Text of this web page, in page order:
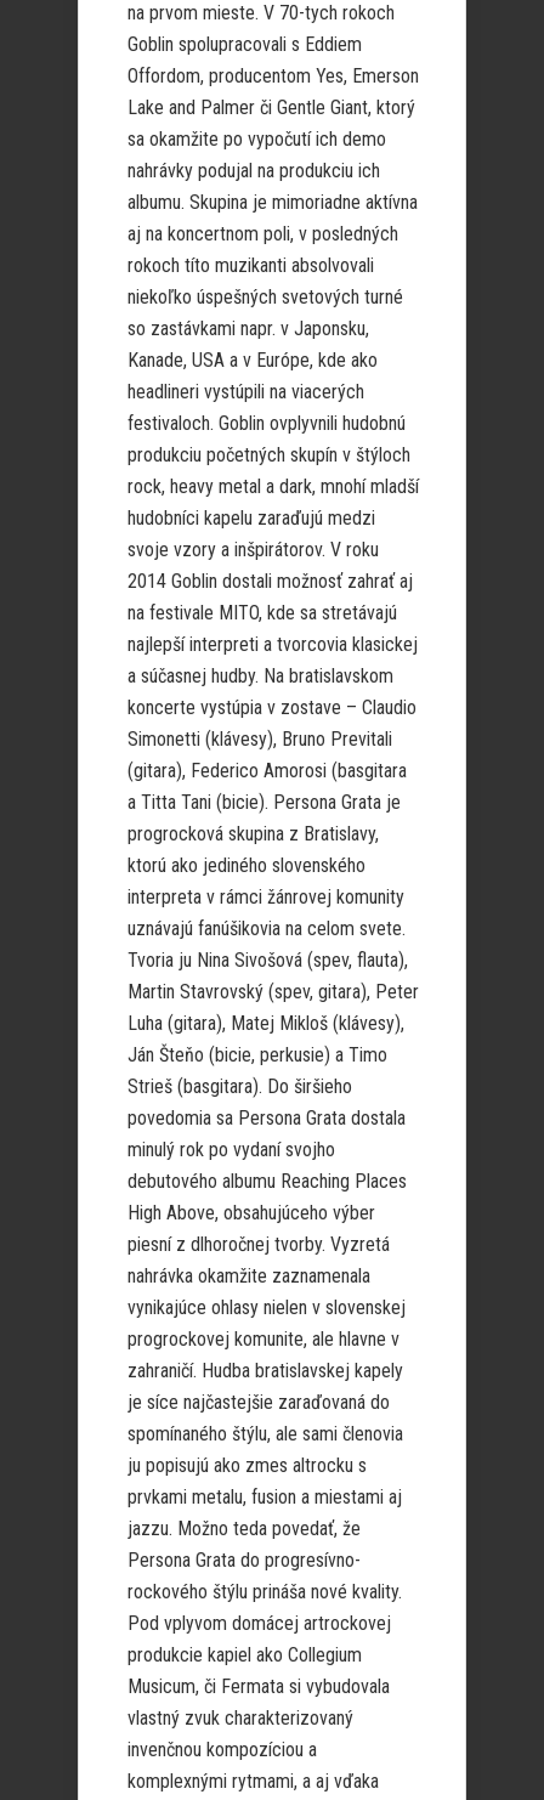
na prvom mieste. V 70-tych rokoch
Goblin spolupracovali s Eddiem
Offordom, producentom Yes, Emerson
Lake and Palmer či Gentle Giant, ktorý
sa okamžite po vypočutí ich demo
nahrávky podujal na produkciu ich
albumu. Skupina je mimoriadne aktívna
aj na koncertnom poli, v posledných
rokoch títo muzikanti absolvovali
niekoľko úspešných svetových turné
so zastávkami napr. v Japonsku,
Kanade, USA a v Európe, kde ako
headlineri vystúpili na viacerých
festivaloch. Goblin ovplyvnili hudobnú
produkciu početných skupín v štýloch
rock, heavy metal a dark, mnohí mladší
hudobníci kapelu zaraďujú medzi
svoje vzory a inšpirátorov. V roku
2014 Goblin dostali možnosť zahrať aj
na festivale MITO, kde sa stretávajú
najlepší interpreti a tvorcovia klasickej
a súčasnej hudby. Na bratislavskom
koncerte vystúpia v zostave – Claudio
Simonetti (klávesy), Bruno Previtali
(gitara), Federico Amorosi (basgitara
a Titta Tani (bicie). Persona Grata je
progrocková skupina z Bratislavy,
ktorú ako jediného slovenského
interpreta v rámci žánrovej komunity
uznávajú fanúšikovia na celom svete.
Tvoria ju Nina Sivošová (spev, flauta),
Martin Stavrovský (spev, gitara), Peter
Luha (gitara), Matej Mikloš (klávesy),
Ján Šteňo (bicie, perkusie) a Timo
Strieš (basgitara). Do širšieho
povedomia sa Persona Grata dostala
minulý rok po vydaní svojho
debutového albumu Reaching Places
High Above, obsahujúceho výber
piesní z dlhoročnej tvorby. Vyzretá
nahrávka okamžite zaznamenala
vynikajúce ohlasy nielen v slovenskej
progrockovej komunite, ale hlavne v
zahraničí. Hudba bratislavskej kapely
je síce najčastejšie zaraďovaná do
spomínaného štýlu, ale sami členovia
ju popisujú ako zmes altrocku s
prvkami metalu, fusion a miestami aj
jazzu. Možno teda povedať, že
Persona Grata do progresívno-
rockového štýlu prináša nové kvality.
Pod vplyvom domácej artrockovej
produkcie kapiel ako Collegium
Musicum, či Fermata si vybudovala
vlastný zvuk charakterizovaný
invenčnou kompozíciou a
komplexnými rytmami, a aj vďaka